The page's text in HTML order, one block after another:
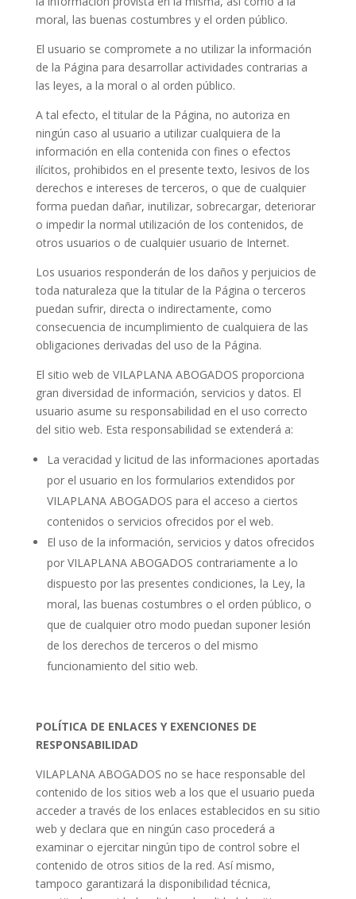
moral, las buenas costumbres y el orden público.
El usuario se compromete a no utilizar la información
de la Página para desarrollar actividades contrarias a
las leyes, a la moral o al orden público.
A tal efecto, el titular de la Página, no autoriza en
ningún caso al usuario a utilizar cualquiera de la
información en ella contenida con fines o efectos
ilícitos, prohibidos en el presente texto, lesivos de los
derechos e intereses de terceros, o que de cualquier
forma puedan dañar, inutilizar, sobrecargar, deteriorar
o impedir la normal utilización de los contenidos, de
otros usuarios o de cualquier usuario de Internet.
Los usuarios responderán de los daños y perjuicios de
toda naturaleza que la titular de la Página o terceros
puedan sufrir, directa o indirectamente, como
consecuencia de incumplimiento de cualquiera de las
obligaciones derivadas del uso de la Página.
El sitio web de VILAPLANA ABOGADOS proporciona
gran diversidad de información, servicios y datos. El
usuario asume su responsabilidad en el uso correcto
del sitio web. Esta responsabilidad se extenderá a:
La veracidad y licitud de las informaciones aportadas
por el usuario en los formularios extendidos por
VILAPLANA ABOGADOS para el acceso a ciertos
contenidos o servicios ofrecidos por el web.
El uso de la información, servicios y datos ofrecidos
por VILAPLANA ABOGADOS contrariamente a lo
dispuesto por las presentes condiciones, la Ley, la
moral, las buenas costumbres o el orden público, o
que de cualquier otro modo puedan suponer lesión
de los derechos de terceros o del mismo
funcionamiento del sitio web.
POLÍTICA DE ENLACES Y EXENCIONES DE
RESPONSABILIDAD
VILAPLANA ABOGADOS no se hace responsable del
contenido de los sitios web a los que el usuario pueda
acceder a través de los enlaces establecidos en su sitio
web y declara que en ningún caso procederá a
examinar o ejercitar ningún tipo de control sobre el
contenido de otros sitios de la red. Así mismo,
tampoco garantizará la disponibilidad técnica,